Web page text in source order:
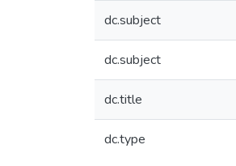
dc.subject
dc.subject
dc.title
dc.type